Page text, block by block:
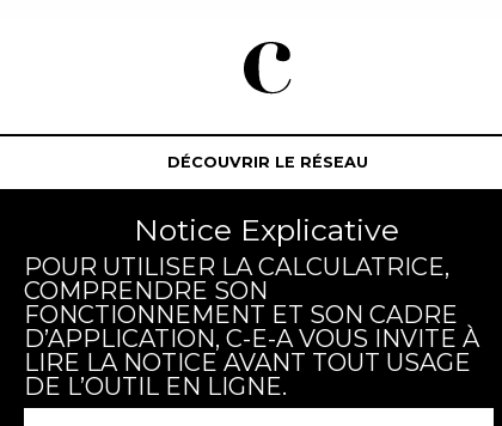
DÉCOUVRIR LE RÉSEAU
Notice Explicative
POUR UTILISER LA CALCULATRICE,
COMPRENDRE SON
FONCTIONNEMENT ET SON CADRE
D’APPLICATION, C-E-A VOUS INVITE À
LIRE LA NOTICE AVANT TOUT USAGE
DE L’OUTIL EN LIGNE.